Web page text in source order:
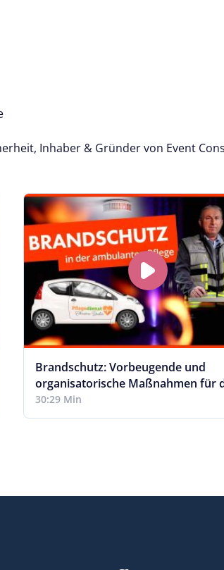
Inhaber & Gründer von Event
Brandschutz: Vorbeugende und
organisatorische Maßnahmen für
ambulante Pflege
30:29 Min